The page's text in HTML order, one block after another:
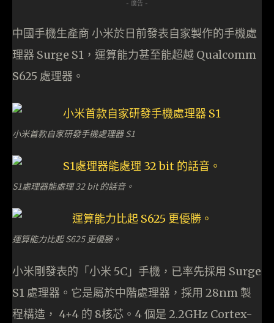
- 廣告 -
中國手機生產商 小米於日前發表自家製作的手機處
理器 Surge S1，運算能力甚至能超越 Qualcomm
S625 處理器。
小米首款自家研發手機處理器 S1
S1處理器能處理 32 bit 的話音。
運算能力比起 S625 更優勝。
小米剛發表的「小米 5C」手機，已率先採用 Surge
S1 處理器。它是屬於中階處理器，採用 28nm 製
程構造， 4+4 的 8核芯。4 個是 2.2GHz Cortex-